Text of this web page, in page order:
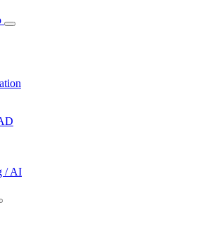
/ AI